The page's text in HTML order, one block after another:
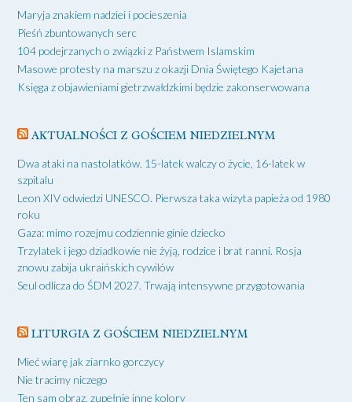
Maryja znakiem nadziei i pocieszenia
Pieśń zbuntowanych serc
104 podejrzanych o związki z Państwem Islamskim
Masowe protesty na marszu z okazji Dnia Świętego Kajetana
Księga z objawieniami gietrzwałdzkimi będzie zakonserwowana
AKTUALNOŚCI Z GOŚCIEM NIEDZIELNYM
Dwa ataki na nastolatków. 15-latek walczy o życie, 16-latek w
szpitalu
Leon XIV odwiedzi UNESCO. Pierwsza taka wizyta papieża od 1980
roku
Gaza: mimo rozejmu codziennie ginie dziecko
Trzylatek i jego dziadkowie nie żyją, rodzice i brat ranni. Rosja
znowu zabija ukraińskich cywilów
Seul odlicza do ŚDM 2027. Trwają intensywne przygotowania
LITURGIA Z GOŚCIEM NIEDZIELNYM
Mieć wiarę jak ziarnko gorczycy
Nie tracimy niczego
Ten sam obraz, zupełnie inne kolory